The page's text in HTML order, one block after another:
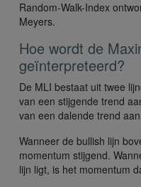
Random-Walk-Index
Meyers.
Hoe wordt de
geïnterpreteerd?
De MLI bestaat uit twee
van een stijgende trend
van een dalende trend
Wanneer de bullish lijn
momentum stijgend.
lijn ligt, is het momentum